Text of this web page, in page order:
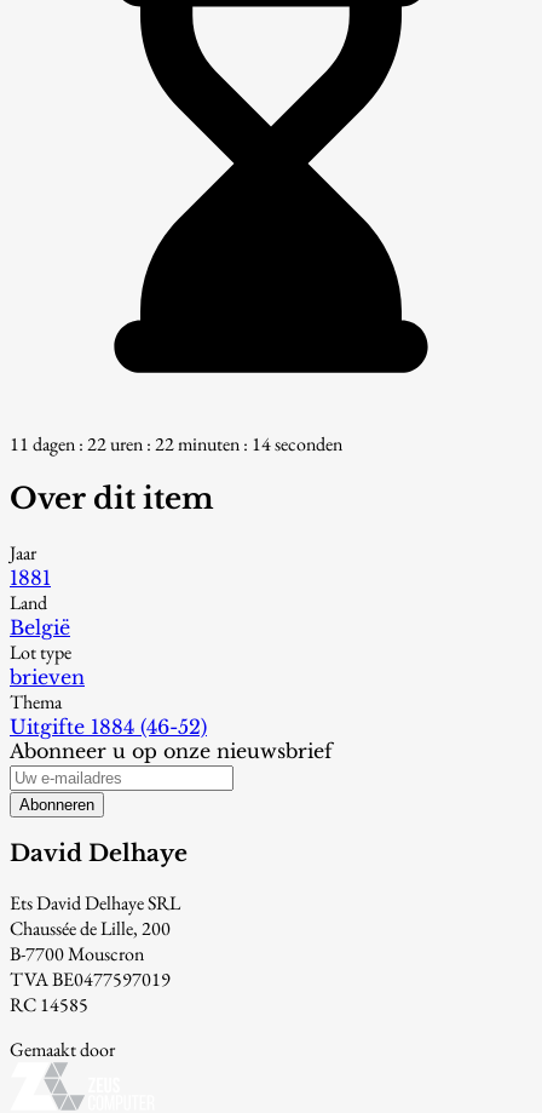
11 dagen : 22 uren : 22 minuten : 13 seconden
Over dit item
Jaar
1881
Land
België
Lot type
brieven
Thema
Uitgifte 1884 (46-52)
Abonneer u op onze nieuwsbrief
Abonneren
David Delhaye
Ets David Delhaye SRL
Chaussée de Lille, 200
B-7700 Mouscron
TVA BE0477597019
RC 14585
Gemaakt door